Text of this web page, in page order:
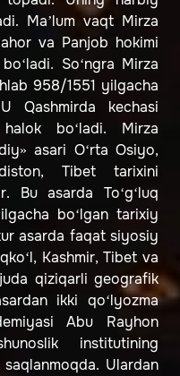
Maʼlum vaqt Mirza
va Panjob hokimi
So‘ngra Mirza
958/1551 yilgacha
Qashmirda kechasi
bo‘ladi. Mirza
asari O‘rta Osiyo,
Tibet tarixini
Bu asarda To‘g‘luq
bo‘lgan tarixiy
asarda faqat siyosiy
Kashmir, Tibet va
qiziqarli geografik
ikki qo‘lyozma
Abu Rayhon
institutining
Ulardan